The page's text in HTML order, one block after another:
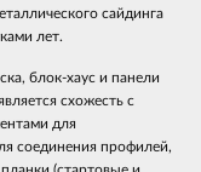
сайдинга
лет.
блок-хаус и панели
схожесть с
для
соединения профилей,